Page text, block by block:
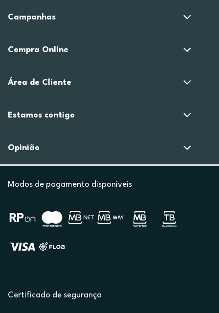
Campanhas
Compra Online
Área de Cliente
Estamos contigo
Opinião
Modos de pagamento disponíveis
Certificado de segurança